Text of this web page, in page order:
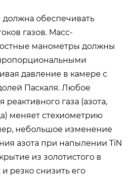
обеспечивать
газов. Масс-
манометры должны
давление в камере с
Паскаля. Любое
газа (азота,
меняет стехиометрию
небольшое изменение
азота при напылении TiN
из золотистого в
резко снизить его